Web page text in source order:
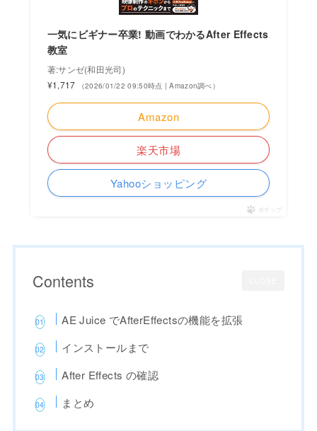
一気にビギナー卒業! 動画でわかるAfter Effects
教室
著:サンゼ(和田光司)
¥1,717
（2026/01/22 09:50時点 | Amazon調べ）
Amazon
楽天市場
Yahooショッピング
ポチップ
Contents
AE Juice でAfterEffectsの機能を拡張
インストールまで
After Effects の確認
まとめ